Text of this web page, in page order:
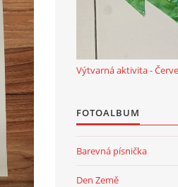
Výtvarná aktivita -
FOTOALBUM
Barevná písnička
Den Země